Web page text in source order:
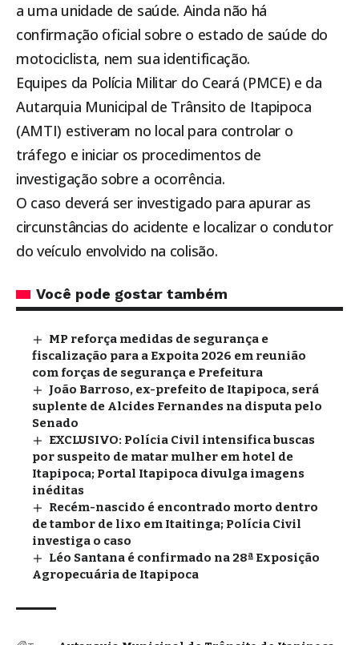
a uma unidade de saúde. Ainda não há
confirmação oficial sobre o estado de saúde do
motociclista, nem sua identificação.
Equipes da Polícia Militar do Ceará (PMCE) e da
Autarquia Municipal de Trânsito de Itapipoca
(AMTI) estiveram no local para controlar o
tráfego e iniciar os procedimentos de
investigação sobre a ocorrência.
O caso deverá ser investigado para apurar as
circunstâncias do acidente e localizar o condutor
do veículo envolvido na colisão.
Você pode gostar também
MP reforça medidas de segurança e
fiscalização para a Expoita 2026 em reunião
com forças de segurança e Prefeitura
João Barroso, ex-prefeito de Itapipoca, será
suplente de Alcides Fernandes na disputa pelo
Senado
EXCLUSIVO: Polícia Civil intensifica buscas
por suspeito de matar mulher em hotel de
Itapipoca; Portal Itapipoca divulga imagens
inéditas
Recém-nascido é encontrado morto dentro
de tambor de lixo em Itaitinga; Polícia Civil
investiga o caso
Léo Santana é confirmado na 28ª Exposição
Agropecuária de Itapipoca